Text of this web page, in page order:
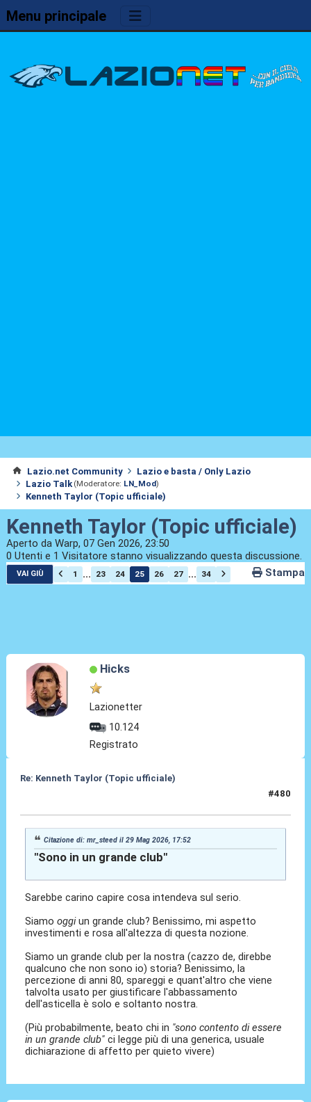
Menu principale
Lazio.net Community
Lazio e basta / Only Lazio
Lazio Talk (Moderatore: LN_Mod)
Kenneth Taylor (Topic ufficiale)
Kenneth Taylor (Topic ufficiale)
Aperto da Warp, 07 Gen 2026, 23:50
0 Utenti e 1 Visitatore stanno visualizzando questa discussione.
VAI GIÙ 1 ... 23 24 25 26 27 ... 34 Stampa
Hicks
Lazionetter
10.124
Registrato
Re: Kenneth Taylor (Topic ufficiale)
#480
Citazione di: mr_steed il 29 Mag 2026, 17:52
"Sono in un grande club"
Sarebbe carino capire cosa intendeva sul serio.
Siamooggiun grande club? Benissimo, mi aspetto
investimenti e rosa all'altezza di questa nozione.
Siamo un grande club per la nostra (cazzo de, direbbe
qualcuno che non sono io) storia? Benissimo, la
percezione di anni 80, spareggi e quant'altro che viene
talvolta usato per giustificare l'abbassamento
dell'asticella è solo e soltanto nostra.
(Più probabilmente, beato chi in "sono contento di essere
in un grande club"ci legge più di una generica, usuale
dichiarazione di affetto per quieto vivere)